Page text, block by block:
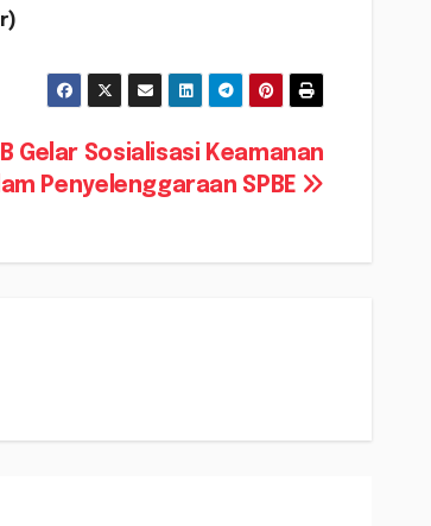
Gelar Sosialisasi Keamanan
Penyelenggaraan SPBE